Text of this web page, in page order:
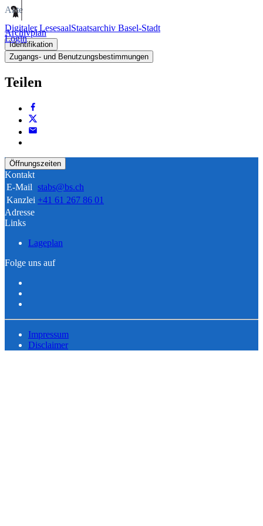
Digitaler LesesaalStaatsarchiv Basel-Stadt
Login
Akte
Archivplan
Identifikation
Zugangs- und Benutzungsbestimmungen
Teilen
Öffnungszeiten
Kontakt
E-Mail stabs@bs.ch
Kanzlei +41 61 267 86 01
Adresse
Links
Lageplan
Folge uns auf
Impressum
Disclaimer